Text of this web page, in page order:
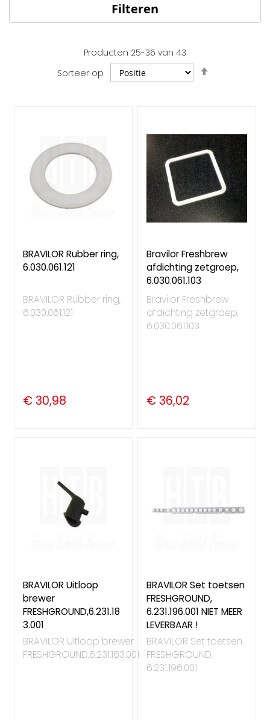
Filteren
Producten 25-36 van 43
Sorteer op
BRAVILOR Rubber ring,
6.030.061.121
BRAVILOR Rubber ring,
6.030.061.121
€ 30,98
Bravilor Freshbrew
afdichting zetgroep,
6.030.061.103
Bravilor Freshbrew
afdichting zetgroep,
6.030.061.103
€ 36,02
BRAVILOR Uitloop
brewer
FRESHGROUND,6.231.18
3.001
BRAVILOR Uitloop brewer
FRESHGROUND,6.231.183.001
BRAVILOR Set toetsen
FRESHGROUND,
6.231.196.001 NIET MEER
LEVERBAAR !
BRAVILOR Set toetsen
FRESHGROUND,
6.231.196.001